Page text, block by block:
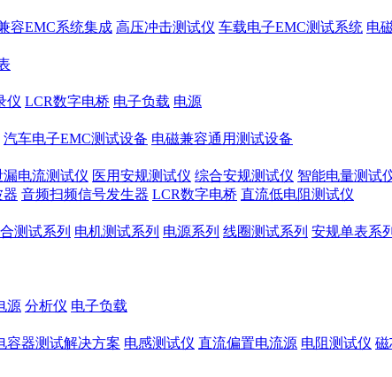
容EMC系统集成 高压冲击测试仪 车载电子EMC测试系统 电
仪 LCR数字电桥 电子负载 电源
汽车电子EMC测试设备 电磁兼容通用测试设备
漏电流测试仪 医用安规测试仪 综合安规测试仪 智能电量测试
器 音频扫频信号发生器 LCR数字电桥 直流低电阻测试仪
测试系列 电机测试系列 电源系列 线圈测试系列 安规单表系列
源 分析仪 电子负载
容器测试解决方案 电感测试仪 直流偏置电流源 电阻测试仪 磁